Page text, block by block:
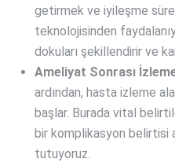
getirmek ve iyileşme
teknolojisinden
dokuları şekillendirir ve
Ameliyat Sonrası
ardından, hasta izleme
başlar. Burada vital
bir komplikasyon belirtisi
tutuyoruz.